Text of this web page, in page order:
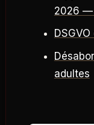
2026 —
adultes